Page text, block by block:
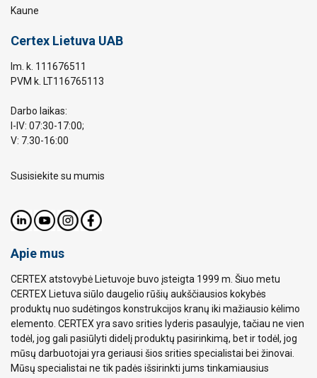
Kaune
Certex Lietuva UAB
Im. k. 111676511
PVM k. LT116765113
Darbo laikas:
I-IV: 07:30-17:00;
V: 7.30-16:00
Susisiekite su mumis
Apie mus
CERTEX atstovybė Lietuvoje buvo įsteigta 1999 m. Šiuo metu
CERTEX Lietuva siūlo daugelio rūšių aukščiausios kokybės
produktų nuo sudėtingos konstrukcijos kranų iki mažiausio kėlimo
elemento. CERTEX yra savo srities lyderis pasaulyje, tačiau ne vien
todėl, jog gali pasiūlyti didelį produktų pasirinkimą, bet ir todėl, jog
mūsų darbuotojai yra geriausi šios srities specialistai bei žinovai.
Mūsų specialistai ne tik padės išsirinkti jums tinkamiausius